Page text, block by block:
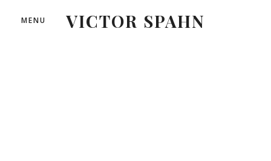
VICTOR SPAHN
MENU